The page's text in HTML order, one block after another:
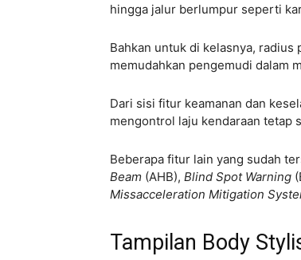
hingga jalur berlumpur seperti
Bahkan untuk di kelasnya,
memudahkan pengemudi dalam
Dari sisi fitur keamanan dan
mengontrol laju kendaraan tetap
Beberapa fitur lain yang sudah
Beam (AHB), Blind Spot Warning
Missacceleration Mitigation
Tampilan Body